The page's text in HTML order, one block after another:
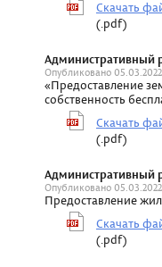
Скачать
(.pdf)
Административный
Опубликовано 05.03.2022
«Предоставление
собственность
Скачать
(.pdf)
Административный
Опубликовано 05.03.2022
Предоставление
Скачать
(.pdf)